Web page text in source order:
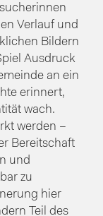
Verlauf und
Bildern
Ausdruck
an ein
erinnert,
wach.
werden –
Bereitschaft
und
zu
hier
Teil des